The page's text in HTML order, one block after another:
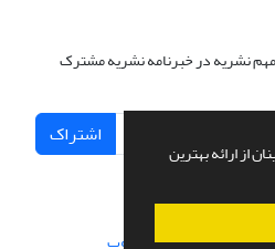
از ارائه بهترین
مهم نشریه در خبرنامه نشریه مشترک
اشتراک
و پیاده سازی از سیناوب